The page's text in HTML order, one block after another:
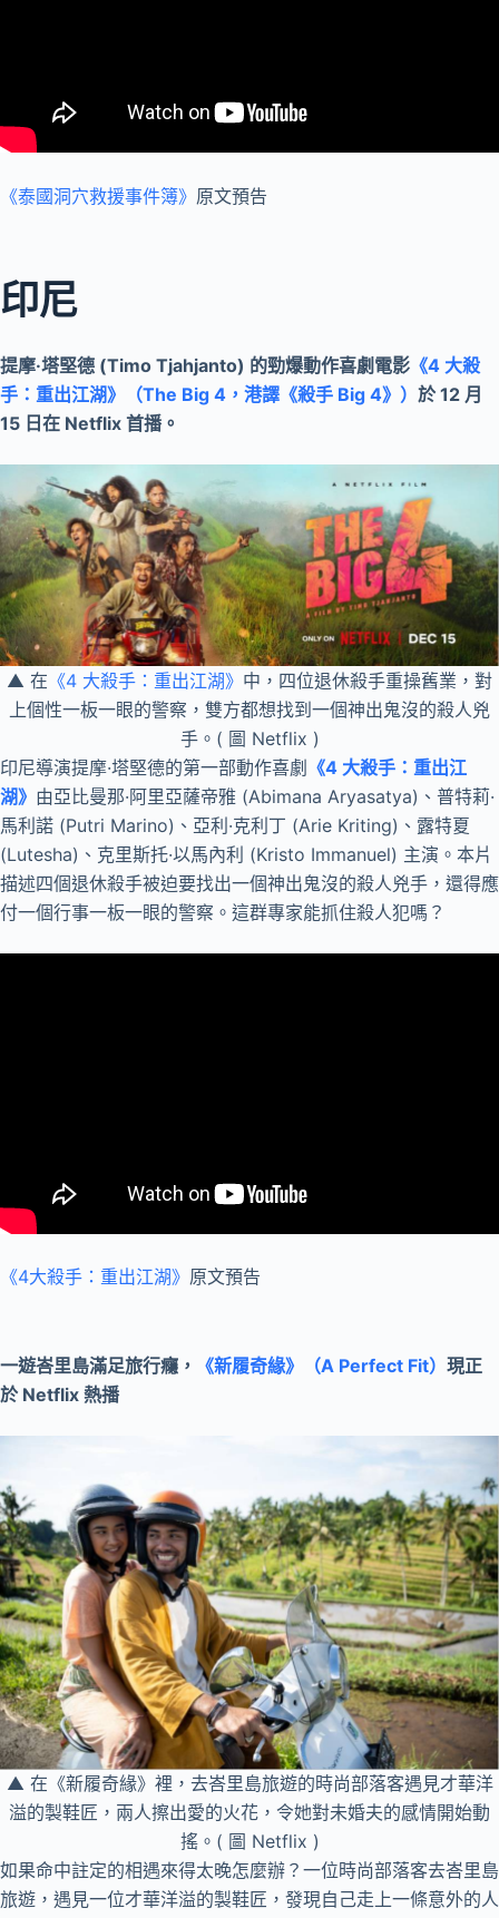
《泰國洞穴救援事件簿》 原文預告
印尼
提摩·塔堅德 (Timo Tjahjanto) 的勁爆動作喜劇電影 《4 大殺
手：重出江湖》（The Big 4，港譯《殺手 Big 4》） 於 12 月
15 日在 Netflix 首播。
▲ 在 《4 大殺手：重出江湖》 中，四位退休殺手重操舊業，對
上個性一板一眼的警察，雙方都想找到一個神出鬼沒的殺人兇
手。( 圖 Netflix )
印尼導演提摩·塔堅德的第一部動作喜劇 《4 大殺手：重出江
湖》 由亞比曼那·阿里亞薩帝雅 (Abimana Aryasatya)、普特莉·
馬利諾 (Putri Marino)、亞利·克利丁 (Arie Kriting)、露特夏
(Lutesha)、克里斯托·以馬內利 (Kristo Immanuel) 主演。本片
描述四個退休殺手被迫要找出一個神出鬼沒的殺人兇手，還得應
付一個行事一板一眼的警察。這群專家能抓住殺人犯嗎？
《4大殺手：重出江湖》 原文預告
一遊峇里島滿足旅行癮， 《新履奇緣》（A Perfect Fit） 現正
於 Netflix 熱播
▲ 在《新履奇緣》裡，去峇里島旅遊的時尚部落客遇見才華洋
溢的製鞋匠，兩人擦出愛的火花，令她對未婚夫的感情開始動
搖。( 圖 Netflix )
如果命中註定的相遇來得太晚怎麼辦？一位時尚部落客去峇里島
旅遊，遇見一位才華洋溢的製鞋匠，發現自己走上一條意外的人